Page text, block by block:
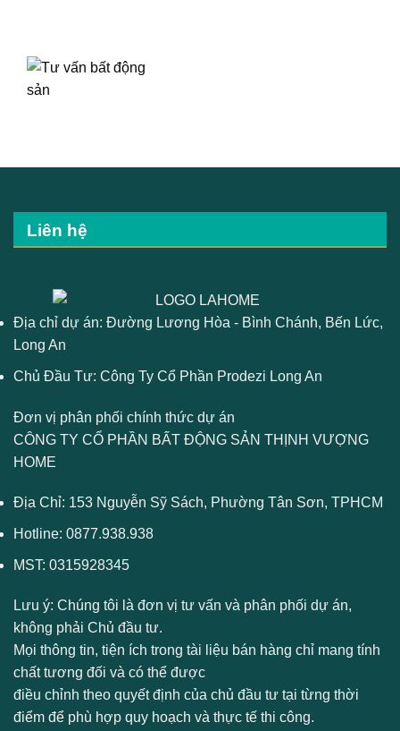
Liên hệ
Địa chỉ dự án: Đường Lương Hòa - Bình Chánh, Bến Lức,
Long An
Chủ Đầu Tư: Công Ty Cổ Phần Prodezi Long An
Đơn vị phân phối chính thức dự án
CÔNG TY CỔ PHẦN BẤT ĐỘNG SẢN THỊNH VƯỢNG
HOME
Địa Chỉ: 153 Nguyễn Sỹ Sách, Phường Tân Sơn, TPHCM
Hotline: 0877.938.938
MST: 0315928345
Lưu ý: Chúng tôi là đơn vị tư vấn và phân phối dự án,
không phải Chủ đầu tư.
Mọi thông tin, tiện ích trong tài liệu bán hàng chỉ mang tính
chất tương đối và có thể được
điều chỉnh theo quyết định của chủ đầu tư tại từng thời
điểm để phù hợp quy hoạch và thực tế thi công.